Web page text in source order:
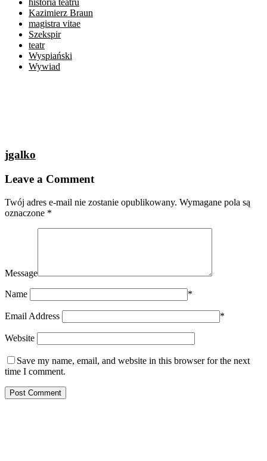
Kazimierz Braun
magistra vitae
Szekspir
teatr
Wyspiański
Wywiad
jgalko
Leave a Comment
Twój adres e-mail nie zostanie opublikowany. Wymagane pola są
oznaczone *
Message
Name *
Email Address *
Website
Save my name, email, and website in this browser for the next
time I comment.